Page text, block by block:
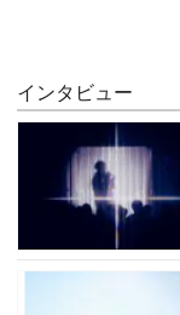
インタビュー